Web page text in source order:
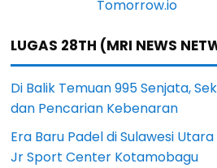
LUGAS 28TH (MRI NEWS
Di Balik Temuan 995 Senjata,
dan Pencarian Kebenaran
Era Baru Padel di Sulawesi
Jr Sport Center Kotamobagu